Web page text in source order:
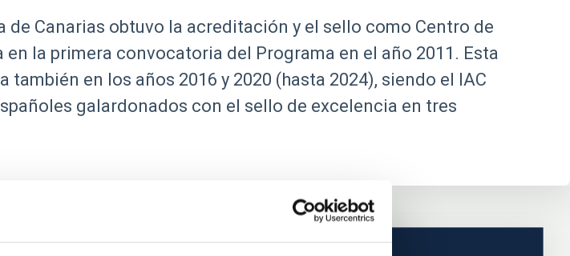
Canarias obtuvo la acreditación y el sello como Centro de
en la primera convocatoria del Programa en el año 2011. Esta
en los años 2016 y 2020 (hasta 2024), siendo el IAC
galardonados con el sello de excelencia en tres